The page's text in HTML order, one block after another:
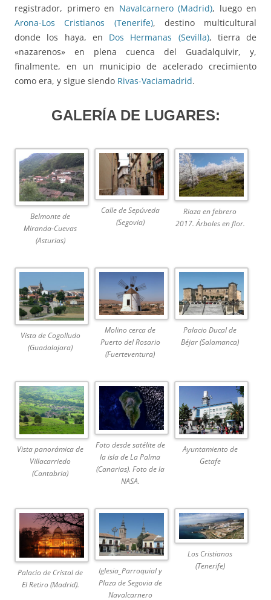
registrador, primero en Navalcarnero (Madrid), luego en
Arona-Los Cristianos (Tenerife), destino multicultural
donde los haya, en Dos Hermanas (Sevilla), tierra de
«nazarenos» en plena cuenca del Guadalquivir, y,
finalmente, en un municipio de acelerado crecimiento
como era, y sigue siendo Rivas-Vaciamadrid.
GALERÍA DE LUGARES:
Belmonte de
Miranda-Cuevas
(Asturias)
Calle de Sepúveda
(Segovia)
Riaza en febrero
2017. Árboles en flor.
Vista de Cogolludo
(Guadalajara)
Molino cerca de
Puerto del Rosario
(Fuerteventura)
Palacio Ducal de
Béjar (Salamanca)
Vista panorámica de
Villacarriedo
(Cantabria)
Foto desde satélite de
la isla de La Palma
(Canarias). Foto de la
NASA.
Ayuntamiento de
Getafe
Palacio de Cristal de
El Retiro (Madrid).
Iglesia_Parroquial y
Plaza de Segovia de
Navalcarnero
Los Cristianos
(Tenerife)